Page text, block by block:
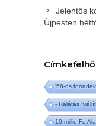
Jelentős
Újpesten
Címkefelhő
'56-os
- Rálátás
10 millió Fa